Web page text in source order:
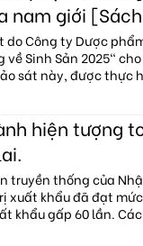
nam giới
do Công ty Dược
về Sinh Sản 2025"
sát này, được thực
hiện tượng
truyền thống của
xuất khẩu đã đạt
khẩu gấp 60 lần.